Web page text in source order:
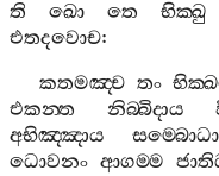
ති
ඛො තෙ භික‍්ඛු
එතදවොච:
කතමඤ‍්ච තං
එකන‍්ත
නිබ‍්බිදාය
අභිඤ‍්ඤාය
ධොවනං ආගම‍්ම